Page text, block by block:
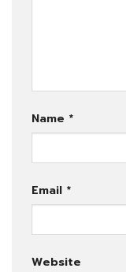
Name *
Email *
Website